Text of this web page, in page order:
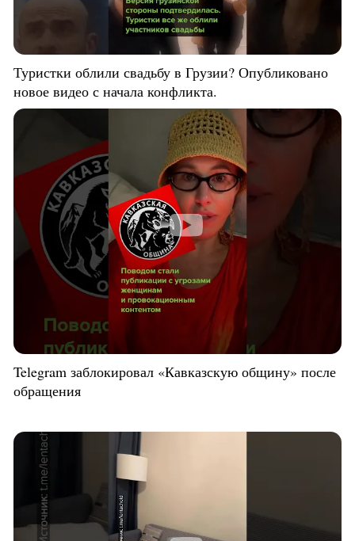
Туристки облили свадьбу в Грузии? Опубликовано
новое видео с начала конфликта.
Telegram заблокировал «Кавказскую общину» после
обращения